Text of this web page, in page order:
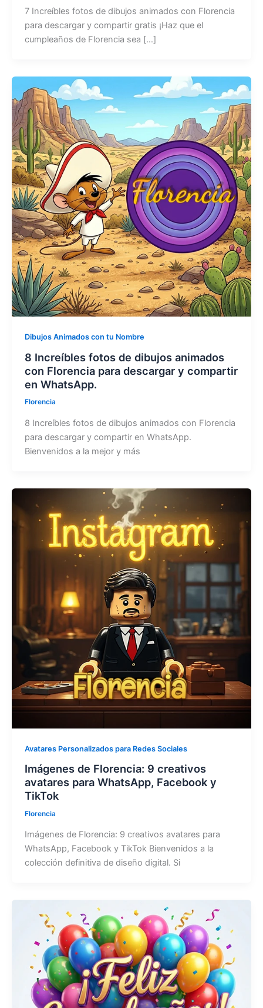
7 Increíbles fotos de dibujos animados con Florencia
para descargar y compartir gratis ¡Haz que el
cumpleaños de Florencia sea […]
Dibujos Animados con tu Nombre
8 Increíbles fotos de dibujos animados
con Florencia para descargar y compartir
en WhatsApp.
Florencia
8 Increíbles fotos de dibujos animados con Florencia
para descargar y compartir en WhatsApp.
Bienvenidos a la mejor y más
Avatares Personalizados para Redes Sociales
Imágenes de Florencia: 9 creativos
avatares para WhatsApp, Facebook y
TikTok
Florencia
Imágenes de Florencia: 9 creativos avatares para
WhatsApp, Facebook y TikTok Bienvenidos a la
colección definitiva de diseño digital. Si